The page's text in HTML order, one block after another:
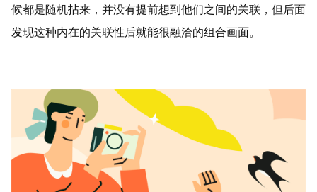
候都是随机拈来，并没有提前想到他们之间的关联，但后面
发现这种内在的关联性后就能很融洽的组合画面。